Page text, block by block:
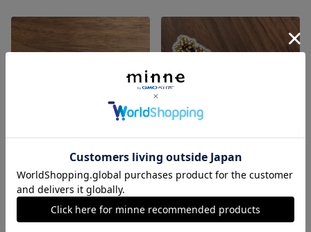
展示中
仲良し3姉妹ブローチ
展示中